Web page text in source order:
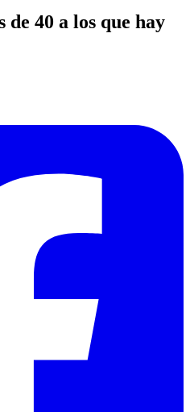
de 40 a los que hay